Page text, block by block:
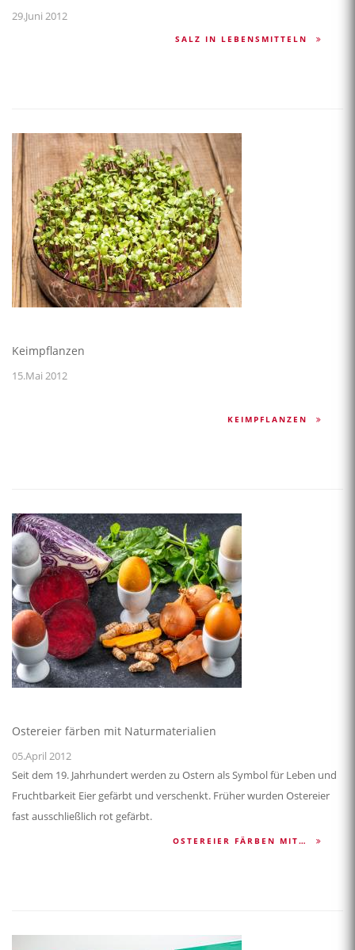
29.Juni 2012
SALZ IN LEBENSMITTELN
Keimpflanzen
15.Mai 2012
KEIMPFLANZEN
Ostereier färben mit Naturmaterialien
05.April 2012
Seit dem 19. Jahrhundert werden zu Ostern als Symbol für Leben und
Fruchtbarkeit Eier gefärbt und verschenkt. Früher wurden Ostereier
fast ausschließlich rot gefärbt.
OSTEREIER FÄRBEN MIT…